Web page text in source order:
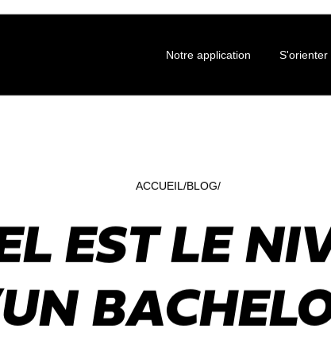
Notre application S'orienter
ACCUEIL BLOG
EST LE